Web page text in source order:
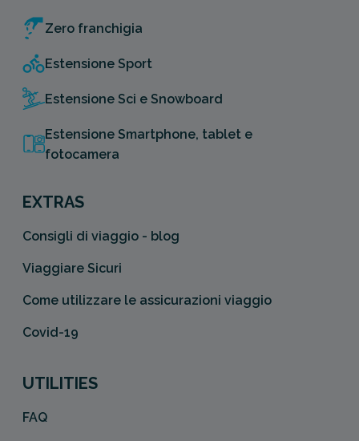
Zero franchigia
Estensione Sport
Estensione Sci e Snowboard
Estensione Smartphone, tablet e
fotocamera
EXTRAS
Consigli di viaggio - blog
Viaggiare Sicuri
Come utilizzare le assicurazioni viaggio
Covid-19
UTILITIES
FAQ